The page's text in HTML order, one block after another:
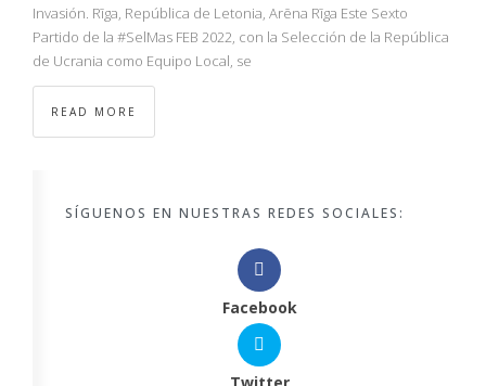
Invasión. Rīga, República de Letonia, Arēna Rīga Este Sexto
Partido de la #SelMas FEB 2022, con la Selección de la República
de Ucrania como Equipo Local, se
READ MORE
SÍGUENOS EN NUESTRAS REDES SOCIALES:
Facebook